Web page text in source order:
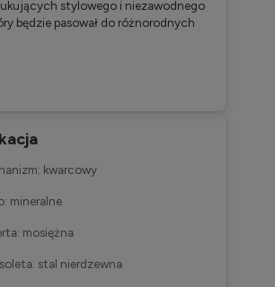
stylowego i niezawodnego
będzie pasował do różnorodnych
kwarcowy
mineralne
mosiężna
stal nierdzewna